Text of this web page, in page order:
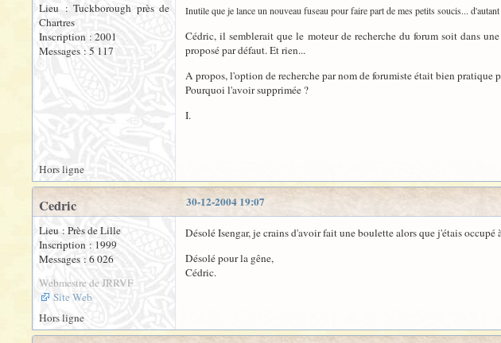
Lieu : Tuckborough près de
Chartres
Inscription : 2001
Messages : 5 117
Inutile que je lance un nouveau fuseau pour faire part de mes petits soucis...
Cédric, il semblerait que le moteur de recherche du forum soit dans
proposé par défaut. Et rien...
A propos, l'option de recherche par nom de forumiste était bien pratique
Pourquoi l'avoir supprimée ?
I.
Hors ligne
30-12-2004 19:07
Cedric
Lieu : Près de Lille
Inscription : 1999
Messages : 6 026
Webmestre de JRRVF
Site Web
Désolé Isengar, je crains d'avoir fait une boulette alors que j'étais
Désolé pour la gêne,
Cédric.
Hors ligne